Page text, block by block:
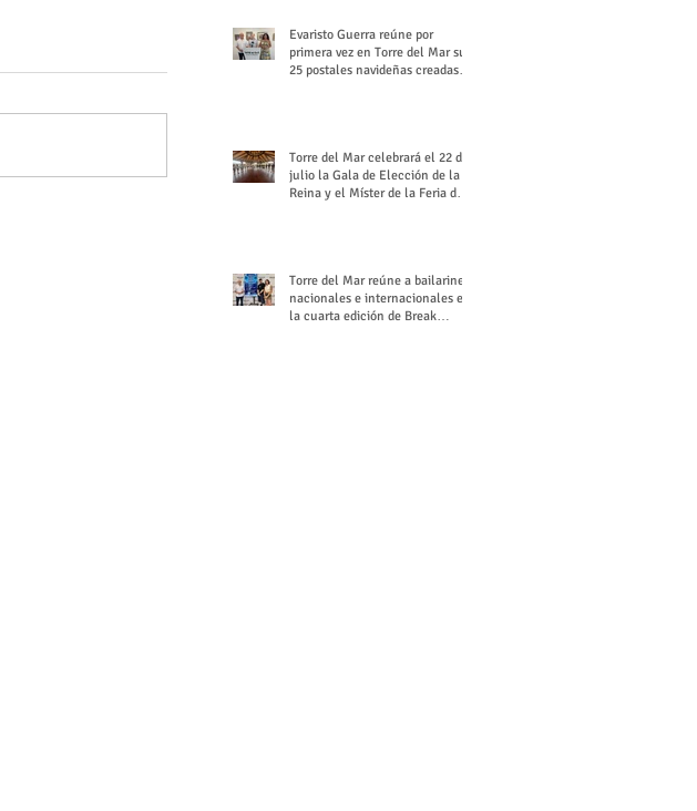
Evaristo Guerra reúne por
primera vez en Torre del Mar sus
25 postales navideñas creadas
Torre del Mar celebrará el 22 de
julio la Gala de Elección de la
Reina y el Míster de la Feria de
Torre del Mar reúne a bailarines
nacionales e internacionales en
la cuarta edición de Break